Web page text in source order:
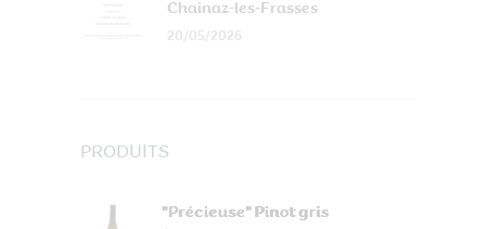
Chainaz-les-Frasses
20/05/2026
PRODUITS
"Précieuse" Pinot gris